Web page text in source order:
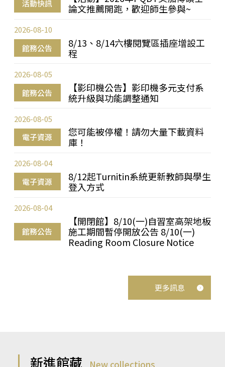
活動快訊
論文推薦開跑，歡迎師生參與~
館務公告
8/13、8/14六樓閱覽區插座增設工
程
2026-08-10
館務公告
【影印機公告】影印機多元支付系
統升級與功能調整通知
2026-08-05
電子資源
您可能被停權！請勿大量下載資料
庫！
2026-08-05
電子資源
8/12起Turnitin系統更新教師與學生
登入方式
2026-08-04
館務公告
【開閉館】8/10(一)自習室高架地板
施工期間暫停開放公告 8/10(一)
Reading Room Closure Notice
2026-08-04
更多訊息
新進館藏 New collections